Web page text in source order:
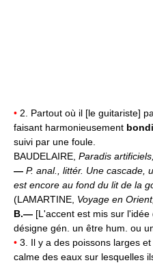
• 2. Partout où il [le guitariste]
faisant harmonieusement
suivi par une foule.
BAUDELAIRE, Paradis artificiels,
— P. anal., littér. Une cascade,
est encore au fond du lit de la
(LAMARTINE, Voyage en Orient,
B.— [L'accent est mis sur l'idée
désigne gén. un être hum. ou
• 3. Il y a des poissons larges
calme des eaux sur lesquelles